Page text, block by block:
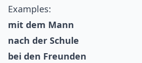
Examples:
mit dem Mann
nach der Schule
bei den Freunden